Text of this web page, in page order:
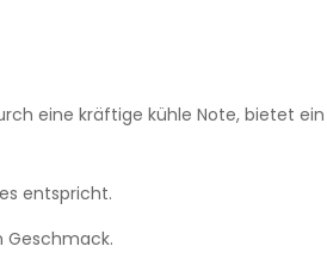
eine kräftige kühle Note, bietet ein
entspricht.
Geschmack.